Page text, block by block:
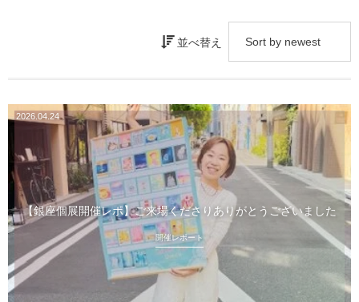
並べ替え
【銀座個展開催レポ】ご来場くださりありがとうございました
2026.04.24
開催レポート